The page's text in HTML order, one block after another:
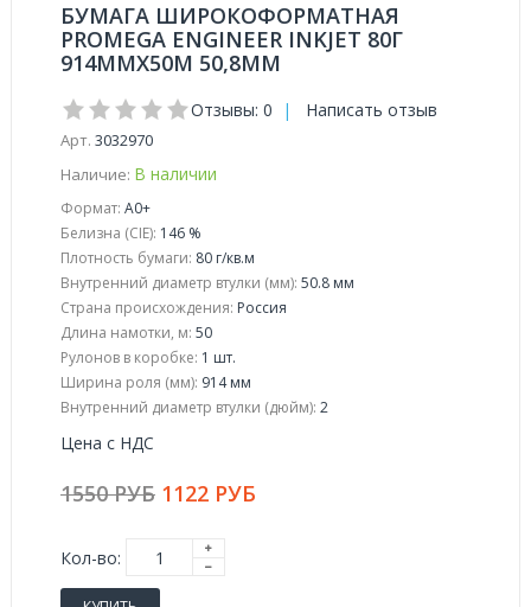
БУМАГА ШИРОКОФОРМАТНАЯ
PROMEGA ENGINEER INKJET 80Г
914ММХ50М 50,8ММ
Отзывы: 0 | Написать отзыв
Арт. 3032970
Наличие: В наличии
Формат: А0+
Белизна (CIE): 146 %
Плотность бумаги: 80 г/кв.м
Внутренний диаметр втулки (мм): 50.8 мм
Страна происхождения: Россия
Длина намотки, м: 50
Рулонов в коробке: 1 шт.
Ширина роля (мм): 914 мм
Внутренний диаметр втулки (дюйм): 2
Цена с НДС
1550 РУБ 1122 РУБ
Кол-во: